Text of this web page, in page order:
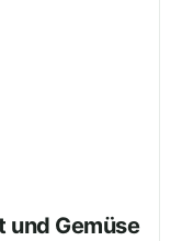
und Gemüse